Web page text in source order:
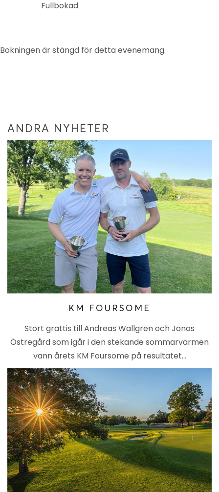
Fullbokad
Bokningen är stängd för detta evenemang.
ANDRA NYHETER
KM FOURSOME
Stort grattis till Andreas Wallgren och Jonas
Östregård som igår i den stekande sommarvärmen
vann årets KM Foursome på resultatet…